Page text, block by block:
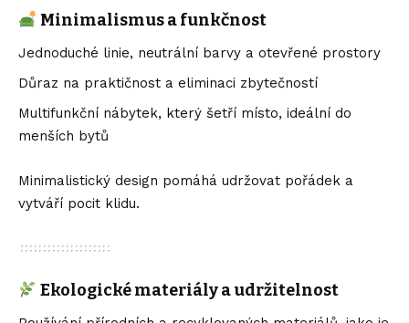
Minimalismus a funkčnost
Jednoduché linie, neutrální barvy a otevřené prostory
Důraz na praktičnost a eliminaci zbytečností
Multifunkční nábytek, který šetří místo, ideální do
menších bytů
Minimalistický design pomáhá udržovat pořádek a
vytváří pocit klidu.
Ekologické materiály a udržitelnost